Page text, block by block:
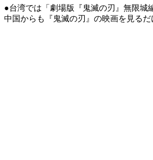
●台湾では「劇場版『鬼滅の刃』無限
中国からも『鬼滅の刃』の映画を見る